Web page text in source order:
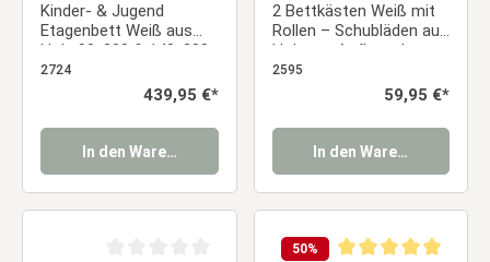
Kinder- & Jugend
Etagenbett Weiß aus
Holz 90x200 & 140x200
cm mit 2 Bettkästen
und 2 Matratzen
2724
Regulärer Preis:
439,95 €*
In den Warenkorb
2 Bettkästen Weiß mit
Rollen – Schubläden aus
Holz zur Aufbewahrung
2595
Regulärer Preis:
59,95 €*
In den Warenkorb
50%